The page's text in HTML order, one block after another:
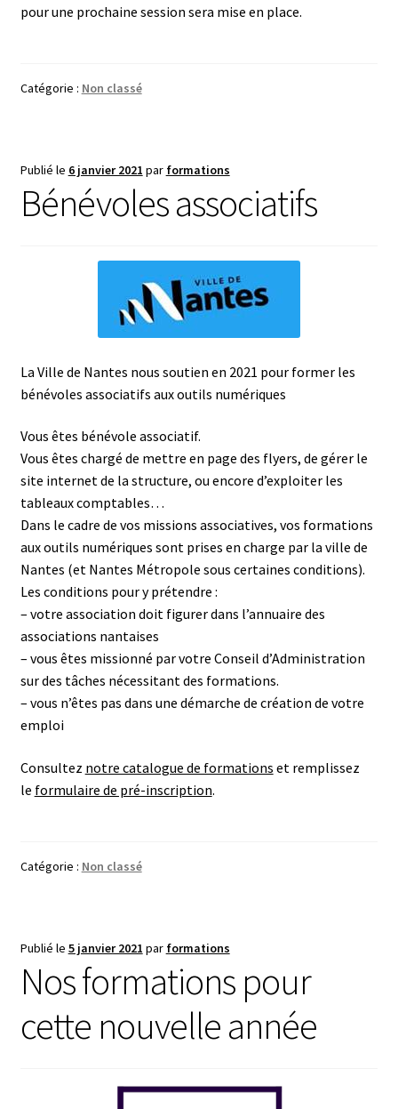
pour une prochaine session sera mise en place.
Catégorie : Non classé
Publié le 6 janvier 2021 par formations
Bénévoles associatifs
La Ville de Nantes nous soutien en 2021 pour former les
bénévoles associatifs aux outils numériques
Vous êtes bénévole associatif.
Vous êtes chargé de mettre en page des flyers, de gérer le
site internet de la structure, ou encore d’exploiter les
tableaux comptables…
Dans le cadre de vos missions associatives, vos formations
aux outils numériques sont prises en charge par la ville de
Nantes (et Nantes Métropole sous certaines conditions).
Les conditions pour y prétendre :
– votre association doit figurer dans l’annuaire des
associations nantaises
– vous êtes missionné par votre Conseil d’Administration
sur des tâches nécessitant des formations.
– vous n’êtes pas dans une démarche de création de votre
emploi
Consultez notre catalogue de formations et remplissez
le formulaire de pré-inscription.
Catégorie : Non classé
Publié le 5 janvier 2021 par formations
Nos formations pour
cette nouvelle année